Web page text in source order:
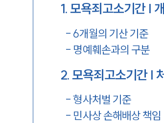
1.모욕죄고소기간 |
- 6개월의 기산 기준
- 명예훼손과의 구분
2.모욕죄고소기간 |
-형사처벌 기준
- 민사상 손해배상 책임